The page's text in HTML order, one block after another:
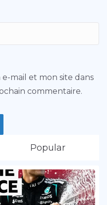
mail et mon site dans
commentaire.
Popular